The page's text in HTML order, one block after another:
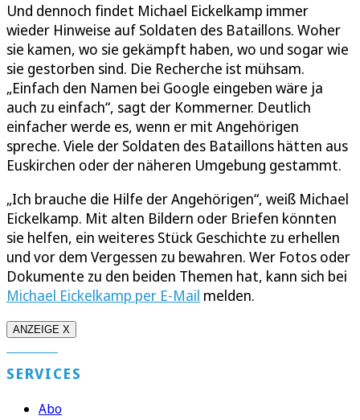
Und dennoch findet Michael Eickelkamp immer
wieder Hinweise auf Soldaten des Bataillons. Woher
sie kamen, wo sie gekämpft haben, wo und sogar wie
sie gestorben sind. Die Recherche ist mühsam.
„Einfach den Namen bei Google eingeben wäre ja
auch zu einfach“, sagt der Kommerner. Deutlich
einfacher werde es, wenn er mit Angehörigen
spreche. Viele der Soldaten des Bataillons hätten aus
Euskirchen oder der näheren Umgebung gestammt.
„Ich brauche die Hilfe der Angehörigen“, weiß Michael
Eickelkamp. Mit alten Bildern oder Briefen könnten
sie helfen, ein weiteres Stück Geschichte zu erhellen
und vor dem Vergessen zu bewahren. Wer Fotos oder
Dokumente zu den beiden Themen hat, kann sich bei
Michael Eickelkamp per E-Mail melden.
ANZEIGE X
SERVICES
Abo